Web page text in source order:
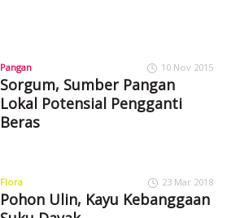
Pangan 10 Nov 2015
Sorgum, Sumber Pangan
Lokal Potensial Pengganti
Beras
Flora 23 Mar 2018
Pohon Ulin, Kayu Kebanggaan